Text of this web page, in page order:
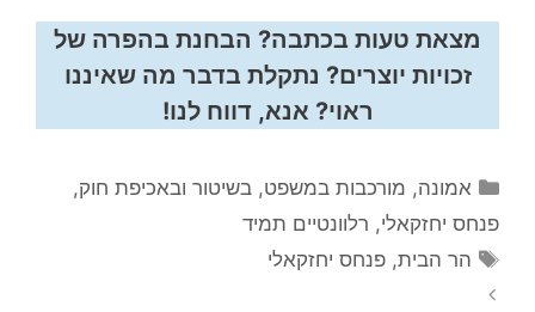
מצאת טעות בכתבה? הבחנת בהפרה של
זכויות יוצרים? נתקלת בדבר מה שאיננו
ראוי? אנא, דווח לנו!
קטגוריות
אמונה, מורכבות במשפט, בשיטור ובאכיפת חוק,
פנחס יחזקאלי, רלוונטיים תמיד
תגיות
הר הבית,פנחס יחזקאלי